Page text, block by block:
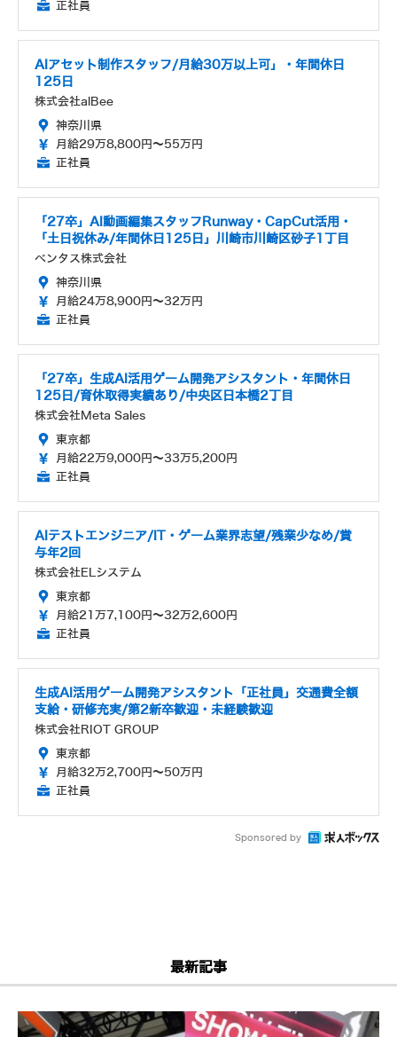
正社員
AIアセット制作スタッフ/月給30万以上可」・年間休日
125日
株式会社alBee
神奈川県
月給29万8,800円～55万円
正社員
「27卒」AI動画編集スタッフRunway・CapCut活用・
「土日祝休み/年間休日125日」川崎市川崎区砂子1丁目
ベンタス株式会社
神奈川県
月給24万8,900円～32万円
正社員
「27卒」生成AI活用ゲーム開発アシスタント・年間休日
125日/育休取得実績あり/中央区日本橋2丁目
株式会社Meta Sales
東京都
月給22万9,000円～33万5,200円
正社員
AIテストエンジニア/IT・ゲーム業界志望/残業少なめ/賞
与年2回
株式会社ELシステム
東京都
月給21万7,100円～32万2,600円
正社員
生成AI活用ゲーム開発アシスタント「正社員」交通費全額
支給・研修充実/第2新卒歓迎・未経験歓迎
株式会社RIOT GROUP
東京都
月給32万2,700円～50万円
正社員
Sponsored by
最新記事